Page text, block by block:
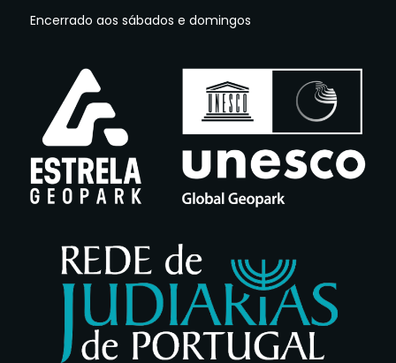
Encerrado aos sábados e domingos